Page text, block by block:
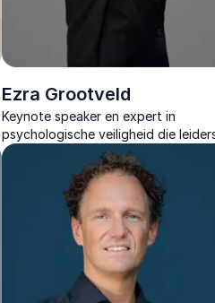
Ezra Grootveld
Keynote speaker en expert in
psychologische veiligheid die
laat zien hoe cultuur en gedrag
bepalen of mensen hun stem durven